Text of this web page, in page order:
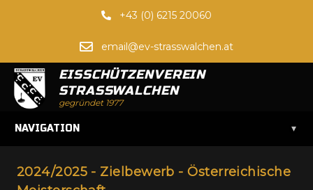
+43 (0) 6215 20060
email@ev-strasswalchen.at
EISSCHÜTZENVEREIN
STRASSWALCHEN
gegründet 1977
NAVIGATION ▾
2024/2025 - Zielbewerb - Österreichische